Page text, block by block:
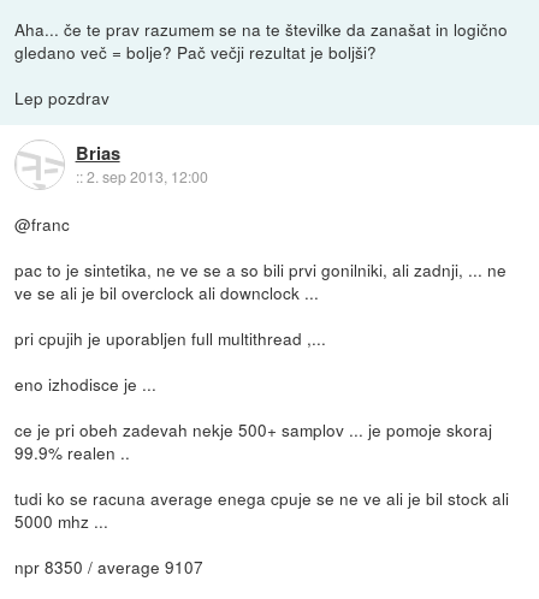
Aha... če te prav razumem se na te številke da zanašat in logično
gledano več = bolje? Pač večji rezultat je boljši?
Lep pozdrav
Brias
::2. sep 2013, 12:00
@franc
pac to je sintetika, ne ve se a so bili prvi gonilniki, ali zadnji, ... ne
ve se ali je bil overclock ali downclock ...
pri cpujih je uporabljen full multithread ,...
eno izhodisce je ...
ce je pri obeh zadevah nekje 500+ samplov ... je pomoje skoraj
99.9% realen ..
tudi ko se racuna average enega cpuje se ne ve ali je bil stock ali
5000 mhz ...
npr 8350 / average 9107